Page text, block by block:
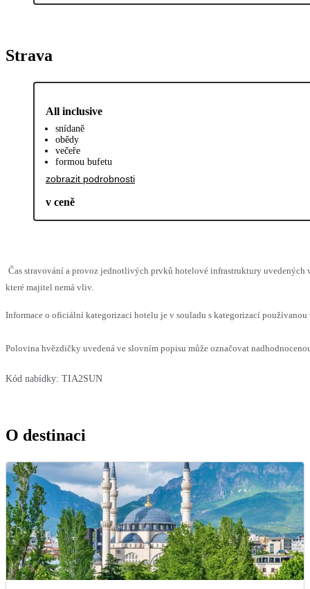
Strava
All inclusive
snídaně
obědy
večeře
formou bufetu
zobrazit podrobnosti
v ceně
Čas stravování a provoz jednotlivých prvků hotelové infrastruktury uvedených
které majitel nemá vliv.
Informace o oficiální kategorizaci hotelu je v souladu s kategorizací
Polovina hvězdičky uvedená ve slovním popisu může označovat
Kód nabídky: TIA2SUN
O destinaci